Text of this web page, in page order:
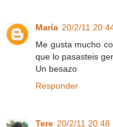
María 20/2/11
Me gusta mucho
que lo pasasteis
Un besazo
Responder
Tere 20/2/11 20:48